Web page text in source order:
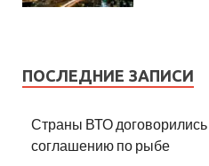
ПОСЛЕДНИЕ ЗАПИСИ
Страны ВТО договорились
соглашению по рыбе